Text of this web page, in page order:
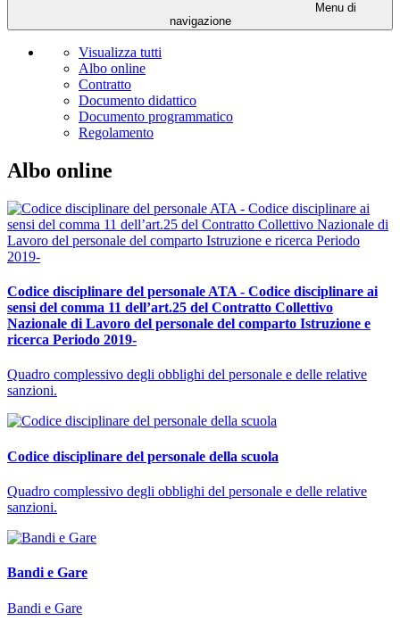
Menu di
navigazione
Visualizza tutti
Albo online
Contratto
Documento didattico
Documento programmatico
Regolamento
Albo online
Codice disciplinare del personale ATA - Codice disciplinare ai
sensi del comma 11 dell’art.25 del Contratto Collettivo
Nazionale di Lavoro del personale del comparto Istruzione e
ricerca Periodo 2019-
Quadro complessivo degli obblighi del personale e delle relative
sanzioni.
Codice disciplinare del personale della scuola
Quadro complessivo degli obblighi del personale e delle relative
sanzioni.
Bandi e Gare
Bandi e Gare